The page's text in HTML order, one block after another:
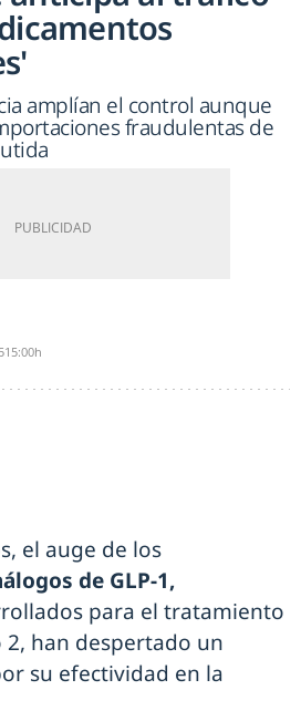
amplían el control aunque
fraudulentas de
15:00h
el auge de los
de GLP-1,
para el tratamiento
han despertado un
su efectividad en la